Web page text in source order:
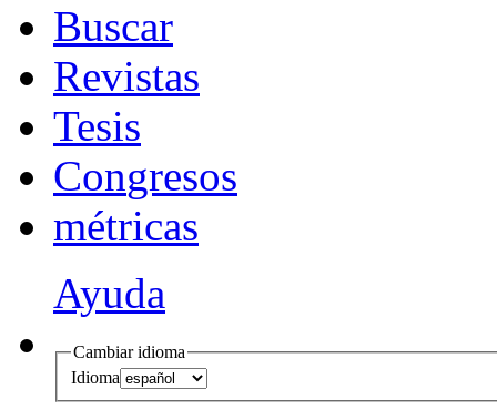
Buscar
Revistas
Tesis
Congresos
métricas
Ayuda
Cambiar idioma
Idioma